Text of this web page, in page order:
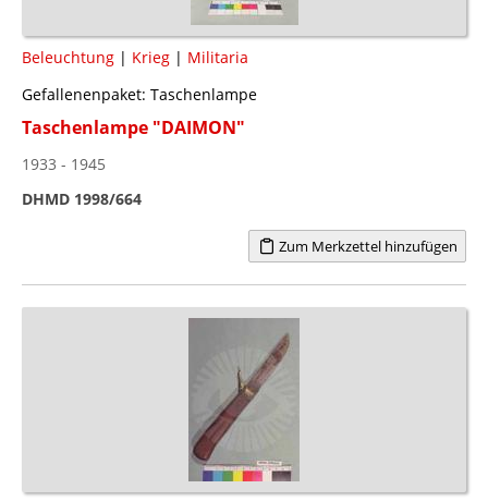
Beleuchtung | Krieg | Militaria
Gefallenenpaket: Taschenlampe
Taschenlampe "DAIMON"
1933 - 1945
DHMD 1998/664
Zum Merkzettel hinzufügen